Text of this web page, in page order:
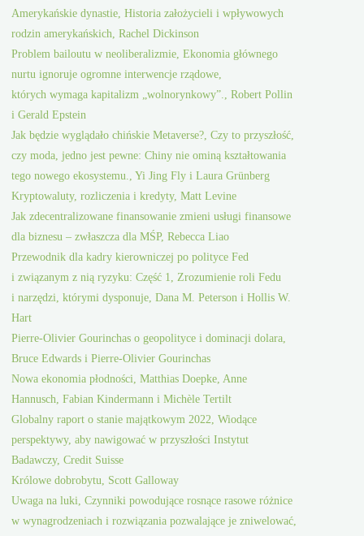
Amerykańskie dynastie, Historia założycieli i wpływowych
rodzin amerykańskich, Rachel Dickinson
Problem bailoutu w neoliberalizmie, Ekonomia głównego
nurtu ignoruje ogromne interwencje rządowe,
których wymaga kapitalizm „wolnorynkowy”., Robert Pollin
i Gerald Epstein
Jak będzie wyglądało chińskie Metaverse?, Czy to przyszłość,
czy moda, jedno jest pewne: Chiny nie ominą kształtowania
tego nowego ekosystemu., Yi Jing Fly i Laura Grünberg
Kryptowaluty, rozliczenia i kredyty, Matt Levine
Jak zdecentralizowane finansowanie zmieni usługi finansowe
dla biznesu – zwłaszcza dla MŚP, Rebecca Liao
Przewodnik dla kadry kierowniczej po polityce Fed
i związanym z nią ryzyku: Część 1, Zrozumienie roli Fedu
i narzędzi, którymi dysponuje, Dana M. Peterson i Hollis W.
Hart
Pierre-Olivier Gourinchas o geopolityce i dominacji dolara,
Bruce Edwards i Pierre-Olivier Gourinchas
Nowa ekonomia płodności, Matthias Doepke, Anne
Hannusch, Fabian Kindermann i Michèle Tertilt
Globalny raport o stanie majątkowym 2022, Wiodące
perspektywy, aby nawigować w przyszłości Instytut
Badawczy, Credit Suisse
Królowe dobrobytu, Scott Galloway
Uwaga na luki, Czynniki powodujące rosnące rasowe różnice
w wynagrodzeniach i rozwiązania pozwalające je zniwelować,